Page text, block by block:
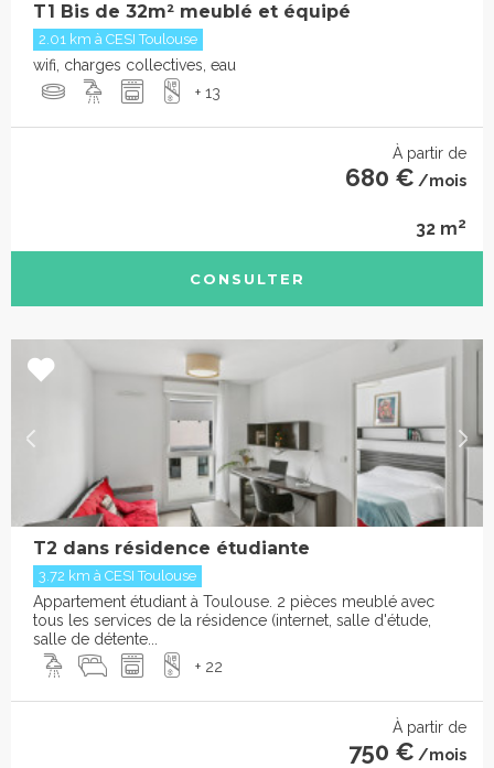
T1 Bis de 32m² meublé et équipé
2.01 km à CESI Toulouse
wifi, charges collectives, eau
+ 13
À partir de
680 € /mois
32 m2
CONSULTER
T2 dans résidence étudiante
3.72 km à CESI Toulouse
Appartement étudiant à Toulouse. 2 pièces meublé avec
tous les services de la résidence (internet, salle d'étude,
salle de détente...
+ 22
À partir de
750 € /mois